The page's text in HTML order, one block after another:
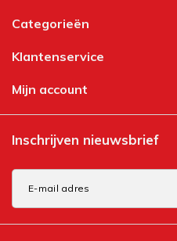
Categorieën
Klantenservice
Mijn account
Inschrijven nieuwsbrief